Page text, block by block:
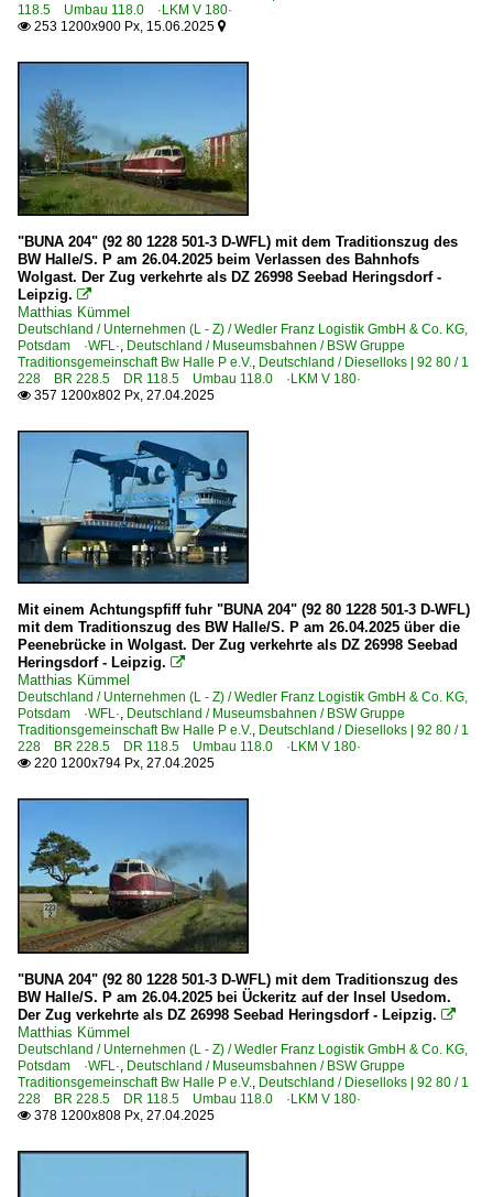
118.5 Umbau 118.0 ·LKM V 180·
 253 1200x900 Px, 15.06.2025 
"BUNA 204" (92 80 1228 501-3 D-WFL) mit dem Traditionszug des
BW Halle/S. P am 26.04.2025 beim Verlassen des Bahnhofs
Wolgast. Der Zug verkehrte als DZ 26998 Seebad Heringsdorf -
Leipzig. 
Matthias Kümmel
Deutschland / Unternehmen (L - Z) / Wedler Franz Logistik GmbH & Co. KG,
Potsdam ·WFL·, Deutschland / Museumsbahnen / BSW Gruppe
Traditionsgemeinschaft Bw Halle P e.V., Deutschland / Dieselloks | 92 80 / 1
228 BR 228.5 DR 118.5 Umbau 118.0 ·LKM V 180·
 357 1200x802 Px, 27.04.2025
Mit einem Achtungspfiff fuhr "BUNA 204" (92 80 1228 501-3 D-WFL)
mit dem Traditionszug des BW Halle/S. P am 26.04.2025 über die
Peenebrücke in Wolgast. Der Zug verkehrte als DZ 26998 Seebad
Heringsdorf - Leipzig. 
Matthias Kümmel
Deutschland / Unternehmen (L - Z) / Wedler Franz Logistik GmbH & Co. KG,
Potsdam ·WFL·, Deutschland / Museumsbahnen / BSW Gruppe
Traditionsgemeinschaft Bw Halle P e.V., Deutschland / Dieselloks | 92 80 / 1
228 BR 228.5 DR 118.5 Umbau 118.0 ·LKM V 180·
 220 1200x794 Px, 27.04.2025
"BUNA 204" (92 80 1228 501-3 D-WFL) mit dem Traditionszug des
BW Halle/S. P am 26.04.2025 bei Ückeritz auf der Insel Usedom.
Der Zug verkehrte als DZ 26998 Seebad Heringsdorf - Leipzig. 
Matthias Kümmel
Deutschland / Unternehmen (L - Z) / Wedler Franz Logistik GmbH & Co. KG,
Potsdam ·WFL·, Deutschland / Museumsbahnen / BSW Gruppe
Traditionsgemeinschaft Bw Halle P e.V., Deutschland / Dieselloks | 92 80 / 1
228 BR 228.5 DR 118.5 Umbau 118.0 ·LKM V 180·
 378 1200x808 Px, 27.04.2025